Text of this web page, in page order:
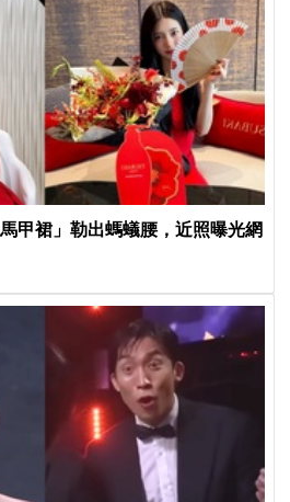
甲裙」勒出螞蟻腰，近照曝光網